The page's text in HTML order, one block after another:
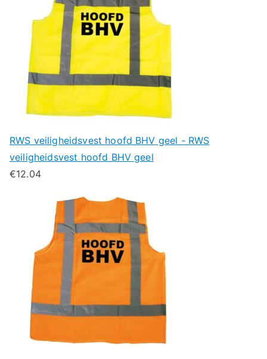
RWS veiligheidsvest hoofd BHV geel - RWS
veiligheidsvest hoofd BHV geel
€12.04